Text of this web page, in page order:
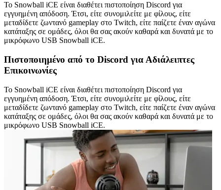
Το Snowball iCE είναι διαθέτει πιστοποίηση Discord για
εγγυημένη απόδοση. Έτσι, είτε συνομιλείτε με φίλους, είτε
μεταδίδετε ζωντανό gameplay στο Twitch, είτε παίζετε έναν αγώνα
κατάταξης σε ομάδες, όλοι θα σας ακούν καθαρά και δυνατά με το
μικρόφωνο USB Snowball iCE.
Πιστοποιημένο από το Discord για Αδιάλειπτες
Επικοινωνίες
Το Snowball iCE είναι διαθέτει πιστοποίηση Discord για
εγγυημένη απόδοση. Έτσι, είτε συνομιλείτε με φίλους, είτε
μεταδίδετε ζωντανό gameplay στο Twitch, είτε παίζετε έναν αγώνα
κατάταξης σε ομάδες, όλοι θα σας ακούν καθαρά και δυνατά με το
μικρόφωνο USB Snowball iCE.